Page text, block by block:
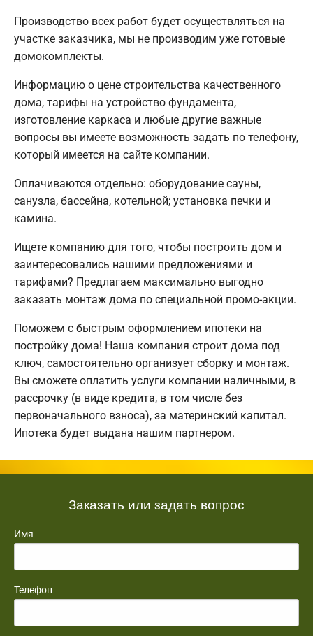
Производство всех работ будет осуществляться на
участке заказчика, мы не производим уже готовые
домокомплекты.
Информацию о цене строительства качественного
дома, тарифы на устройство фундамента,
изготовление каркаса и любые другие важные
вопросы вы имеете возможность задать по телефону,
который имеется на сайте компании.
Оплачиваются отдельно: оборудование сауны,
санузла, бассейна, котельной; установка печки и
камина.
Ищете компанию для того, чтобы построить дом и
заинтересовались нашими предложениями и
тарифами? Предлагаем максимально выгодно
заказать монтаж дома по специальной промо-акции.
Поможем с быстрым оформлением ипотеки на
постройку дома! Наша компания строит дома под
ключ, самостоятельно организует сборку и монтаж.
Вы сможете оплатить услуги компании наличными, в
рассрочку (в виде кредита, в том числе без
первоначального взноса), за материнский капитал.
Ипотека будет выдана нашим партнером.
Заказать или задать вопрос
Имя
Телефон